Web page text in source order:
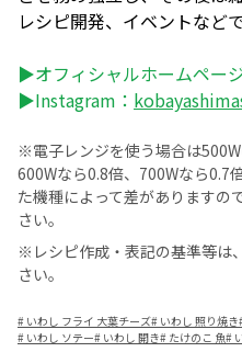
レシピ開発、イベントなど
▶オフィシャルホームペー
▶Instagram：
※電子レンジを使う場合は500W
600Wなら0.8倍、700Wなら0.7
た機種によって差がありますの
さい。
※レシピ作成・表記の基準等は、
さい。
# いわし フライ 大葉チーズ# いわし 照り焼き
# いわし ソテー# いわし 開き# たけのこ 魚#